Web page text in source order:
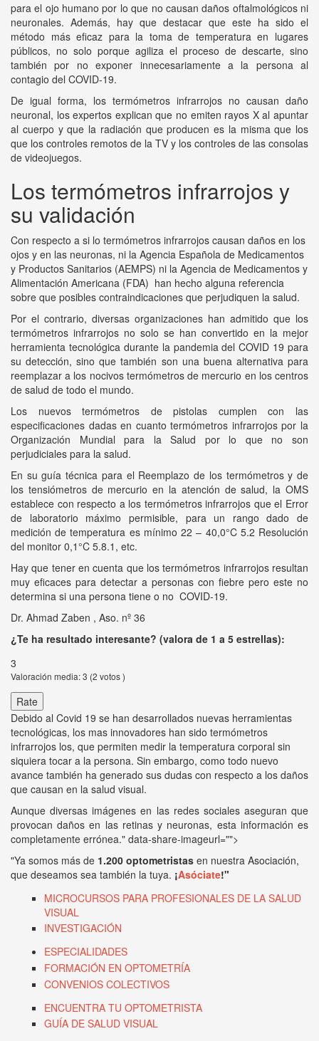
para el ojo humano por lo que no causan daños oftalmológicos ni
neuronales. Además, hay que destacar que este ha sido el
método más eficaz para la toma de temperatura en lugares
públicos, no solo porque agiliza el proceso de descarte, sino
también por no exponer innecesariamente a la persona al
contagio del COVID-19.
De igual forma, los termómetros infrarrojos no causan daño
neuronal, los expertos explican que no emiten rayos X al apuntar
al cuerpo y que la radiación que producen es la misma que los
que los controles remotos de la TV y los controles de las consolas
de videojuegos.
Los termómetros infrarrojos y
su validación
Con respecto a si lo termómetros infrarrojos causan daños en los
ojos y en las neuronas, ni la Agencia Española de Medicamentos
y Productos Sanitarios (AEMPS) ni la Agencia de Medicamentos y
Alimentación Americana (FDA) han hecho alguna referencia
sobre que posibles contraindicaciones que perjudiquen la salud.
Por el contrario, diversas organizaciones han admitido que los
termómetros infrarrojos no solo se han convertido en la mejor
herramienta tecnológica durante la pandemia del COVID 19 para
su detección, sino que también son una buena alternativa para
reemplazar a los nocivos termómetros de mercurio en los centros
de salud de todo el mundo.
Los nuevos termómetros de pistolas cumplen con las
especificaciones dadas en cuanto termómetros infrarrojos por la
Organización Mundial para la Salud por lo que no son
perjudiciales para la salud.
En su guía técnica para el Reemplazo de los termómetros y de
los tensiómetros de mercurio en la atención de salud, la OMS
establece con respecto a los termómetros infrarrojos que el Error
de laboratorio máximo permisible, para un rango dado de
medición de temperatura es mínimo 22 – 40,0°C 5.2 Resolución
del monitor 0,1°C 5.8.1, etc.
Hay que tener en cuenta que los termómetros infrarrojos resultan
muy eficaces para detectar a personas con fiebre pero este no
determina si una persona tiene o no COVID-19.
Dr. Ahmad Zaben , Aso. nº 36
¿Te ha resultado interesante? (valora de 1 a 5 estrellas):
3
Valoración media:3 (2 votos )
Debido al Covid 19 se han desarrollados nuevas herramientas
tecnológicas, los mas innovadores han sido termómetros
infrarrojos los, que permiten medir la temperatura corporal sin
siquiera tocar a la persona. Sin embargo, como todo nuevo
avance también ha generado sus dudas con respecto a los daños
que causan en la salud visual.
Aunque diversas imágenes en las redes sociales aseguran que
provocan daños en las retinas y neuronas, esta información es
completamente errónea." data-share-imageurl="">
"Ya somos más de 1.200 optometristas en nuestra Asociación,
que deseamos sea también la tuya. ¡Asóciate!"
MICROCURSOS PARA PROFESIONALES DE LA SALUD
VISUAL
INVESTIGACIÓN
ESPECIALIDADES
FORMACIÓN EN OPTOMETRÍA
CONVENIOS COLECTIVOS
ENCUENTRA TU OPTOMETRISTA
GUÍA DE SALUD VISUAL